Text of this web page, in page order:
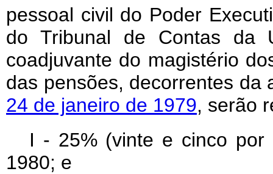
pessoal civil do Poder
do Tribunal de Contas da
coadjuvante do magistério
das pensões, decorrentes da
24 de janeiro de 1979, serão
I - 25% (vinte e cinco
1980; e